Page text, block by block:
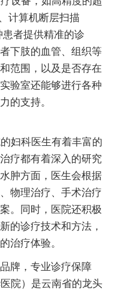
计算机断层扫描
患者提供精准的诊
下肢的血管、组织等
范围，以及是否存在
验室还能够进行各种
的支持。
妇科医生有着丰富的
疗都有着深入的研究
肿方面，医生会根据
物理治疗、手术治疗
。同时，医院还积极
的诊疗技术和方法，
治疗体验。
牌，专业诊疗保障
院）是云南省的龙头